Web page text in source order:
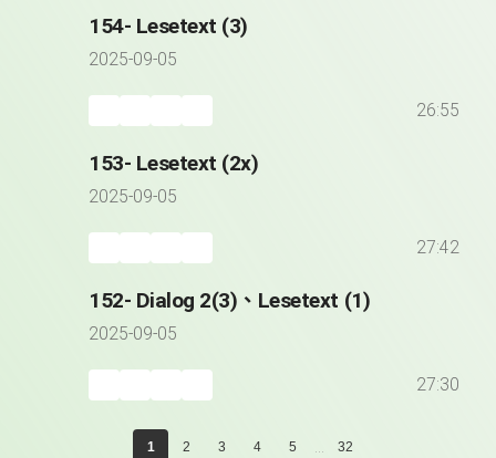
154- Lesetext (3)
2025-09-05
26:55
153- Lesetext (2x)
2025-09-05
27:42
152- Dialog 2(3)、Lesetext (1)
2025-09-05
27:30
1 2 3 4 5 ... 32